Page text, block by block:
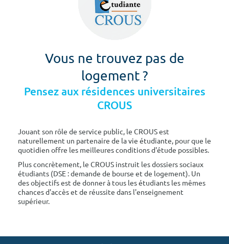
Vous ne trouvez pas de
logement ?
Pensez aux résidences universitaires
CROUS
Jouant son rôle de service public, le CROUS est
naturellement un partenaire de la vie étudiante, pour que le
quotidien offre les meilleures conditions d'étude possibles.
Plus concrètement, le CROUS instruit les dossiers sociaux
étudiants (DSE : demande de bourse et de logement). Un
des objectifs est de donner à tous les étudiants les mêmes
chances d'accès et de réussite dans l'enseignement
supérieur.